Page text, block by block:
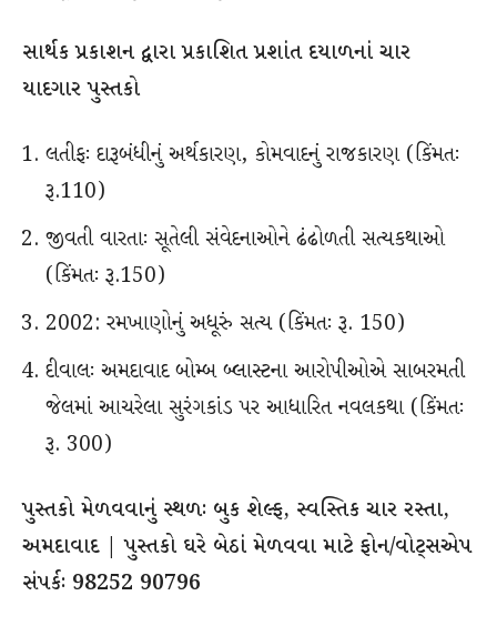
સાર્થક પ્રકાશન દ્વારા પ્રકાશિત પ્રશાંત દયાળનાં ચાર
યાદગાર પુસ્તકો
લતીફઃ દારૂબંધીનું અર્થકારણ, કોમવાદનું રાજકારણ (કિંમતઃ
રૂ.110)
જીવતી વારતાઃ સૂતેલી સંવેદનાઓને ઢંઢોળતી સત્યકથાઓ
(કિંમતઃ રૂ.150)
2002: રમખાણોનું અધૂરું સત્ય (કિંમતઃ રૂ. 150)
દીવાલઃ અમદાવાદ બોમ્બ બ્લાસ્ટના આરોપીઓએ સાબરમતી
જેલમાં આચરેલા સુરંગકાંડ પર આધારિત નવલકથા (કિંમતઃ
રૂ. 300)
પુસ્તકો મેળવવાનું સ્થળઃ બુક શેલ્ફ, સ્વસ્તિક ચાર રસ્તા,
અમદાવાદ | પુસ્તકો ઘરે બેઠાં મેળવવા માટે ફોન/વોટ્સએપ
સંપર્કઃ 98252 90796